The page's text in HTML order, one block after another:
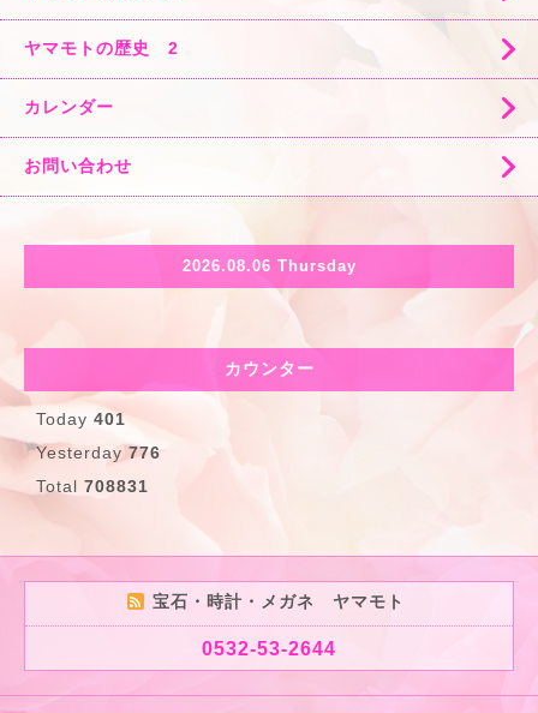
ヤマモトの歴史 2
カレンダー
お問い合わせ
2026.08.06 Thursday
カウンター
Today 401
Yesterday 776
Total 708831
宝石・時計・メガネ ヤマモト
0532-53-2644